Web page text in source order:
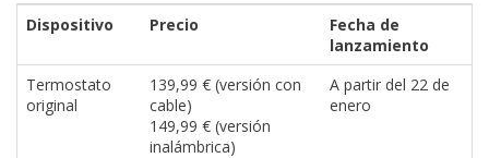
Dispositivo Precio
Fecha de
lanzamiento
Termostato
original
139,99 € (versión con
cable)
149,99 € (versión
inalámbrica)
A partir del 22 de
enero